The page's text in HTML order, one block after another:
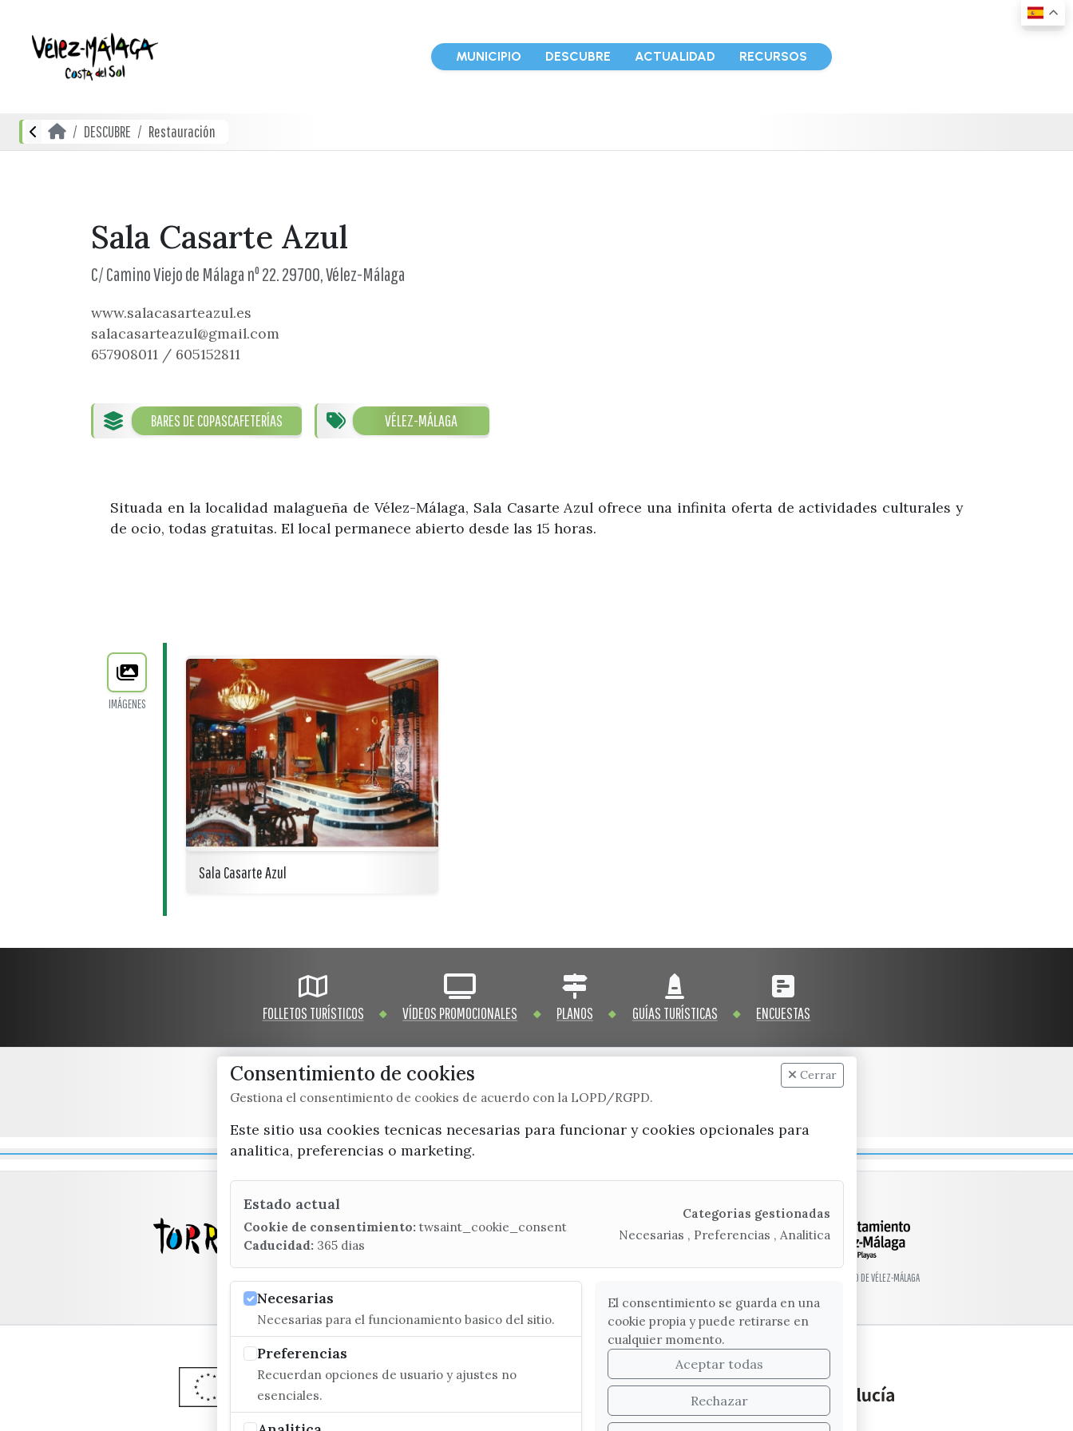
MUNICIPIO DESCUBRE ACTUALIDAD RECURSOS
DESCUBRE Restauración
Sala Casarte Azul
C/ Camino Viejo de Málaga nº 22. 29700, Vélez-Málaga
www.salacasarteazul.es
salacasarteazul@gmail.com
657908011 / 605152811
BARES DE COPASCAFETERÍAS VÉLEZ-MÁLAGA
Situada en la localidad malagueña de Vélez-Málaga, Sala Casarte Azul ofrece una infinita oferta de actividades culturales y
de ocio, todas gratuitas. El local permanece abierto desde las 15 horas.
IMÁGENES
Sala Casarte Azul
FOLLETOS TURÍSTICOS VÍDEOS PROMOCIONALES PLANOS GUÍAS TURÍSTICAS ENCUESTAS
instagram
turismo@velezmalaga.es
C/ Poniente, 2. CP 29740 - Torre del Mar
© EXCMO. AYUNTAMIENTO DE VÉLEZ-MÁLAGA
Consentimiento de cookies
Gestiona el consentimiento de cookies de acuerdo con la LOPD/RGPD.
Cerrar
Este sitio usa cookies tecnicas necesarias para funcionar y cookies opcionales para
analitica, preferencias o marketing.
Estado actual
Cookie de consentimiento: twsaint_cookie_consent
Caducidad: 365 dias
Categorias gestionadas
Necesarias , Preferencias , Analitica
Necesarias
Necesarias para el funcionamiento basico del sitio.
Preferencias
Recuerdan opciones de usuario y ajustes no
esenciales.
El consentimiento se guarda en una
cookie propia y puede retirarse en
cualquier momento.
Aceptar todas
Rechazar